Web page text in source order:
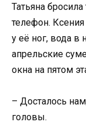
Татьяна
телефон.
у её ног, вода в
апрельские
окна на пятом
– Досталось
головы.